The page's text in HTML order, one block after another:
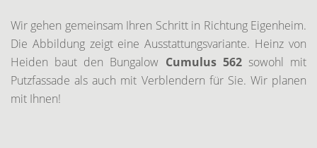
Wir gehen gemeinsam Ihren Schritt in Richtung Eigenheim.
Die Abbildung zeigt eine Ausstattungsvariante. Heinz von
Heiden baut den Bungalow Cumulus 562 sowohl mit
Putzfassade als auch mit Verblendern für Sie. Wir planen
mit Ihnen!